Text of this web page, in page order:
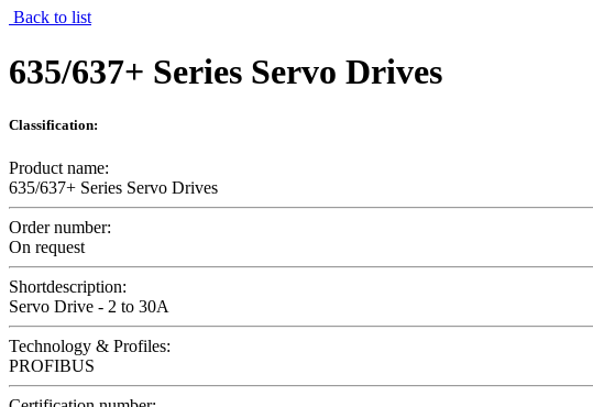
Back to list
635/637+ Series Servo Drives
Classification:
Product name:
635/637+ Series Servo Drives
Order number:
On request
Shortdescription:
Servo Drive - 2 to 30A
Technology & Profiles:
PROFIBUS